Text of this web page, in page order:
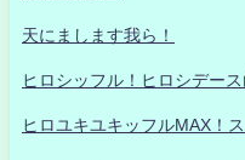
天にまします我ら！
ヒロシッフル！ヒロシデー
ヒロユキユキッフルMAX！